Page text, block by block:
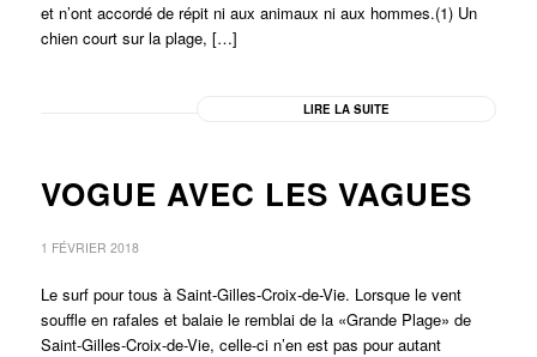
et n’ont accordé de répit ni aux animaux ni aux hommes.(1) Un
chien court sur la plage, […]
LIRE LA SUITE
VOGUE AVEC LES VAGUES
1 FÉVRIER 2018
Le surf pour tous à Saint-Gilles-Croix-de-Vie. Lorsque le vent
souffle en rafales et balaie le remblai de la «Grande Plage» de
Saint-Gilles-Croix-de-Vie, celle-ci n’en est pas pour autant